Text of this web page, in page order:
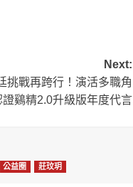
Next:
挑戰再跨行！演活多職角
鷄精2.0升級版年度代言
公益圈 莊玟玥